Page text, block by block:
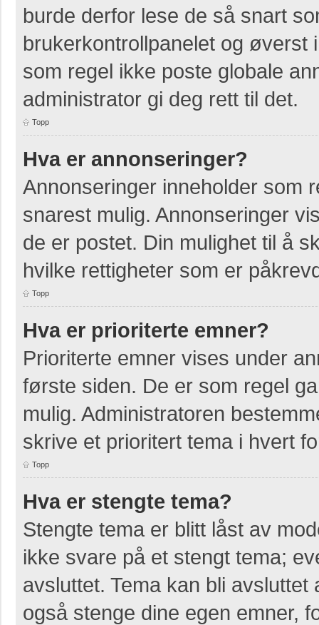
burde derfor lese de så snart
brukerkontrollpanelet og øverst
som regel ikke poste globale
administrator gi deg rett til det.
Topp
Hva er annonseringer?
Annonseringer inneholder som
snarest mulig. Annonseringer
de er postet. Din mulighet til å
hvilke rettigheter som er
Topp
Hva er prioriterte emner?
Prioriterte emner vises under
første siden. De er som regel
mulig. Administratoren
skrive et prioritert tema i hvert
Topp
Hva er stengte tema?
Stengte tema er blitt låst av
ikke svare på et stengt tema;
avsluttet. Tema kan bli
også stenge dine egen emner,